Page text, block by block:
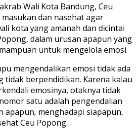
Wali Kota Bandung, Ceu
dan nasehat agar
kota yang amanah dan dicintai
dalam urusan apapun yang
untuk mengelola emosi.
mengendalikan emosi tidak ada
tidak berpendidikan. Karena kalau
emosinya, otaknya tidak
satu adalah pengendalian
apapun, menghadapi siapapun,
Ceu Popong.